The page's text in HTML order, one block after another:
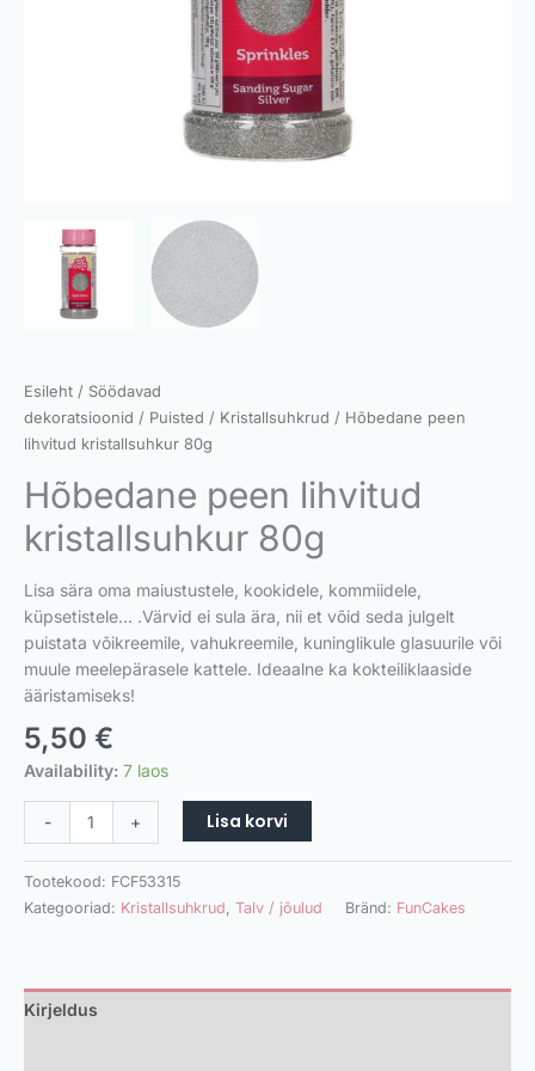
Esileht / Söödavad
dekoratsioonid / Puisted / Kristallsuhkrud / Hõbedane peen
lihvitud kristallsuhkur 80g
Hõbedane peen lihvitud
kristallsuhkur 80g
Lisa sära oma maiustustele, kookidele, kommiidele,
küpsetistele… .Värvid ei sula ära, nii et võid seda julgelt
puistata võikreemile, vahukreemile, kuninglikule glasuurile või
muule meelepärasele kattele. Ideaalne ka kokteiliklaaside
ääristamiseks!
5,50 €
Availability: 7 laos
- + Lisa korvi
Tootekood: FCF53315
Kategooriad: Kristallsuhkrud, Talv / jõulud Bränd: FunCakes
Kirjeldus